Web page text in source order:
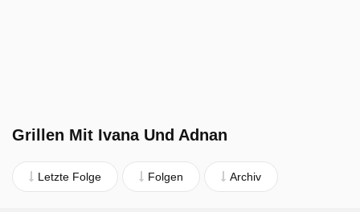
Grillen Mit Ivana Und Adnan
Letzte Folge Folgen Archiv